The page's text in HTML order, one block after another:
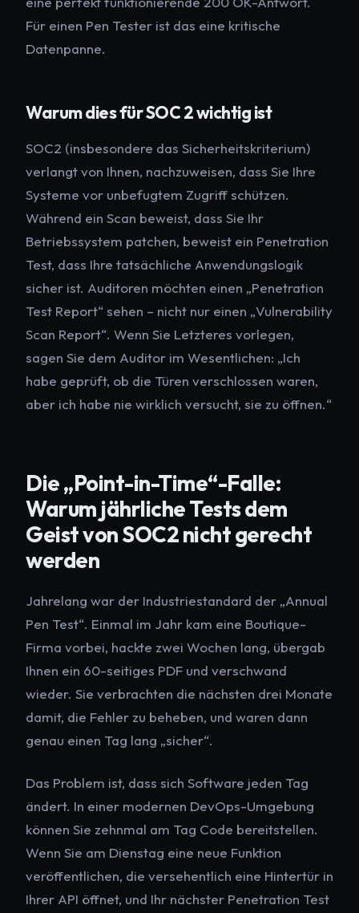
Für einen Pen Tester ist das eine kritische
Datenpanne.
Warum dies für SOC 2 wichtig ist
SOC2 (insbesondere das Sicherheitskriterium)
verlangt von Ihnen, nachzuweisen, dass Sie Ihre
Systeme vor unbefugtem Zugriff schützen.
Während ein Scan beweist, dass Sie Ihr
Betriebssystem patchen, beweist ein Penetration
Test, dass Ihre tatsächliche Anwendungslogik
sicher ist. Auditoren möchten einen „Penetration
Test Report“ sehen – nicht nur einen „Vulnerability
Scan Report“. Wenn Sie Letzteres vorlegen,
sagen Sie dem Auditor im Wesentlichen: „Ich
habe geprüft, ob die Türen verschlossen waren,
aber ich habe nie wirklich versucht, sie zu öffnen.“
Die „Point-in-Time“-Falle:
Warum jährliche Tests dem
Geist von SOC2 nicht gerecht
werden
Jahrelang war der Industriestandard der „Annual
Pen Test“. Einmal im Jahr kam eine Boutique-
Firma vorbei, hackte zwei Wochen lang, übergab
Ihnen ein 60-seitiges PDF und verschwand
wieder. Sie verbrachten die nächsten drei Monate
damit, die Fehler zu beheben, und waren dann
genau einen Tag lang „sicher“.
Das Problem ist, dass sich Software jeden Tag
ändert. In einer modernen DevOps-Umgebung
können Sie zehnmal am Tag Code bereitstellen.
Wenn Sie am Dienstag eine neue Funktion
veröffentlichen, die versehentlich eine Hintertür in
Ihrer API öffnet, und Ihr nächster Penetration Test